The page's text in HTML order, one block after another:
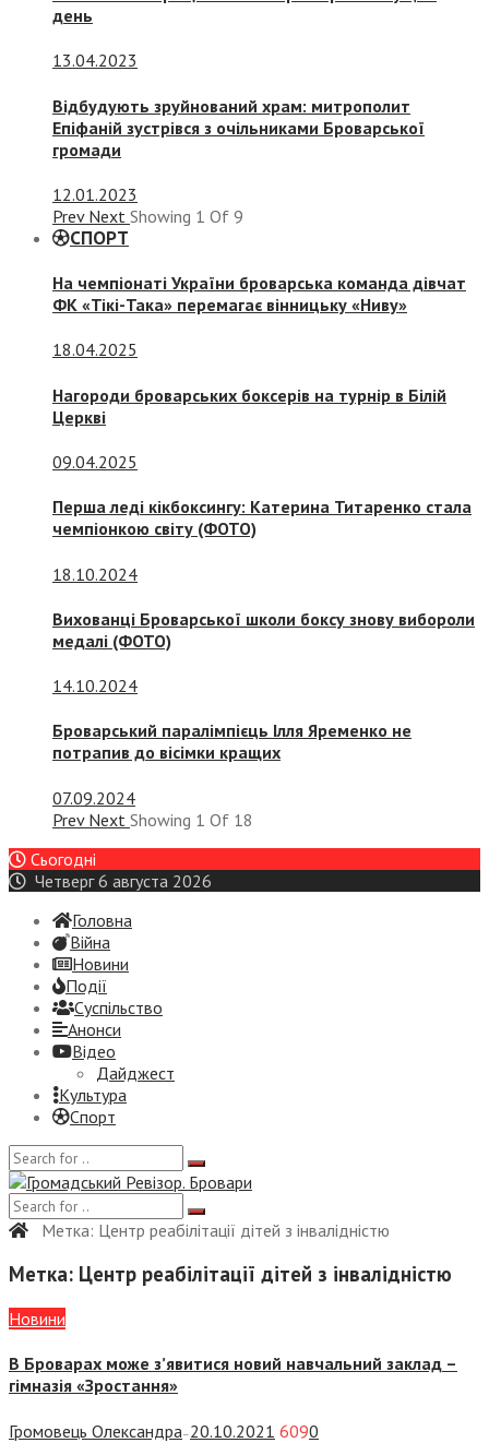
день
13.04.2023
Відбудують зруйнований храм: митрополит
Епіфаній зустрівся з очільниками Броварської
громади
12.01.2023
Prev Next Showing 1 Of 9
СПОРТ
На чемпіонаті України броварська команда дівчат
ФК «Тікі-Така» перемагає вінницьку «Ниву»
18.04.2025
Нагороди броварських боксерів на турнір в Білій
Церкві
09.04.2025
Перша леді кікбоксингу: Катерина Титаренко стала
чемпіонкою світу (ФОТО)
18.10.2024
Вихованці Броварської школи боксу знову вибороли
медалі (ФОТО)
14.10.2024
Броварський паралімпієць Ілля Яременко не
потрапив до вісімки кращих
07.09.2024
Prev Next Showing 1 Of 18
Сьогодні
Четверг 6 августа 2026
Головна
Війна
Новини
Події
Суспiльство
Анонси
Відео
Дайджест
Культура
Спорт
Метка: Центр реабілітації дітей з інвалідністю
Метка: Центр реабілітації дітей з інвалідністю
Новини
В Броварах може з’явитися новий навчальний заклад –
гімназія «Зростання»
Громовець Олександра — 20.10.2021 6090